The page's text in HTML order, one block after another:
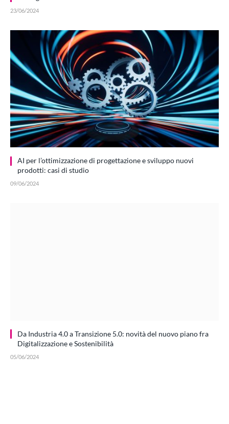
23/06/2024
AI per l’ottimizzazione di progettazione e sviluppo nuovi
prodotti: casi di studio
09/06/2024
Da Industria 4.0 a Transizione 5.0: novità del nuovo piano fra
Digitalizzazione e Sostenibilità
05/06/2024